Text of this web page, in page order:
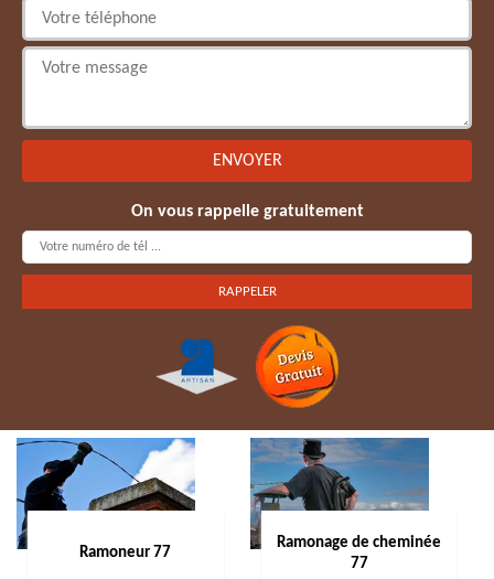
On vous rappelle gratuitement
Ramoneur 77
Ramonage de cheminée
77